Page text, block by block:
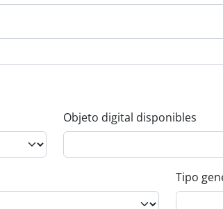
Objeto digital disponibles
Tipo